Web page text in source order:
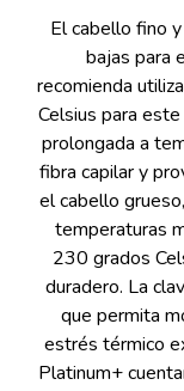
El cabello fino
bajas para
recomienda
Celsius para
prolongada a
fibra capilar y
el cabello
temperaturas
230 grados
duradero. La
que permita
estrés térmico
Platinum+